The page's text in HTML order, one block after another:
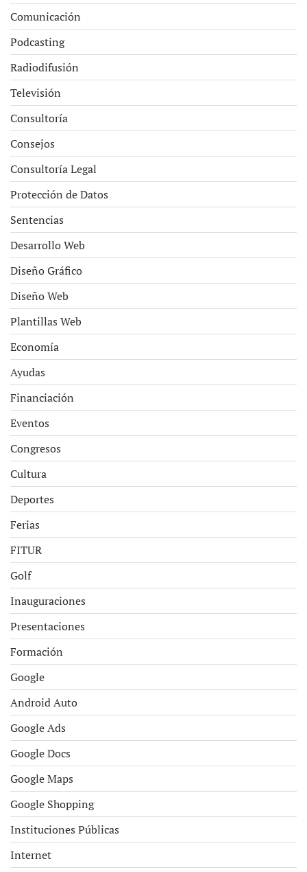
Comunicación
Podcasting
Radiodifusión
Televisión
Consultoría
Consejos
Consultoría Legal
Protección de Datos
Sentencias
Desarrollo Web
Diseño Gráfico
Diseño Web
Plantillas Web
Economía
Ayudas
Financiación
Eventos
Congresos
Cultura
Deportes
Ferias
FITUR
Golf
Inauguraciones
Presentaciones
Formación
Google
Android Auto
Google Ads
Google Docs
Google Maps
Google Shopping
Instituciones Públicas
Internet